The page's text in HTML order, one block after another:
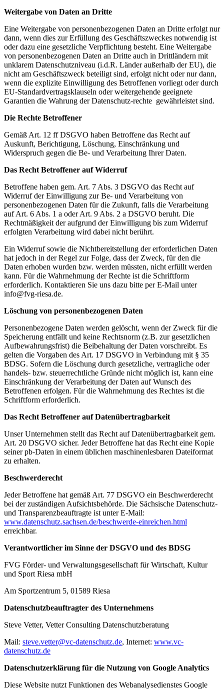
Weitergabe von Daten an Dritte
Eine Weitergabe von personenbezogenen Daten an Dritte erfolgt nur
dann, wenn dies zur Erfüllung des Geschäftszweckes notwendig ist
oder dazu eine gesetzliche Verpflichtung besteht. Eine Weitergabe
von personenbezogenen Daten an Dritte auch in Drittländern mit
unklarem Datenschutzniveau (i.d.R. Länder außerhalb der EU), die
nicht am Geschäftszweck beteiligt sind, erfolgt nicht oder nur dann,
wenn die explizite Einwilligung des Betroffenen vorliegt oder durch
EU-Standardvertragsklauseln oder weitergehende geeignete
Garantien die Wahrung der Datenschutz-rechte gewährleistet sind.
Die Rechte Betroffener
Gemäß Art. 12 ff DSGVO haben Betroffene das Recht auf
Auskunft, Berichtigung, Löschung, Einschränkung und
Widerspruch gegen die Be- und Verarbeitung Ihrer Daten.
Das Recht Betroffener auf Widerruf
Betroffene haben gem. Art. 7 Abs. 3 DSGVO das Recht auf
Widerruf der Einwilligung zur Be- und Verarbeitung von
personenbezogenen Daten für die Zukunft, falls die Verarbeitung
auf Art. 6 Abs. 1 a oder Art. 9 Abs. 2 a DSGVO beruht. Die
Rechtmäßigkeit der aufgrund der Einwilligung bis zum Widerruf
erfolgten Verarbeitung wird dabei nicht berührt.
Ein Widerruf sowie die Nichtbereitstellung der erforderlichen Daten
hat jedoch in der Regel zur Folge, dass der Zweck, für den die
Daten erhoben wurden bzw. werden müssten, nicht erfüllt werden
kann. Für die Wahrnehmung der Rechte ist die Schriftform
erforderlich. Kontaktieren Sie uns dazu bitte per E-Mail unter
info@fvg-riesa.de.
Löschung von personenbezogenen Daten
Personenbezogene Daten werden gelöscht, wenn der Zweck für die
Speicherung entfällt und keine Rechtsnorm (z.B. zur gesetzlichen
Aufbewahrungsfrist) die Beibehaltung der Daten vorschreibt. Es
gelten die Vorgaben des Art. 17 DSGVO in Verbindung mit § 35
BDSG. Sofern die Löschung durch gesetzliche, vertragliche oder
handels- bzw. steuerrechtliche Gründe nicht möglich ist, kann eine
Einschränkung der Verarbeitung der Daten auf Wunsch des
Betroffenen erfolgen. Für die Wahrnehmung des Rechtes ist die
Schriftform erforderlich.
Das Recht Betroffener auf Datenübertragbarkeit
Unser Unternehmen stellt das Recht auf Datenübertragbarkeit gem.
Art. 20 DSGVO sicher. Jeder Betroffene hat das Recht eine Kopie
seiner pb-Daten in einem üblichen maschinenlesbaren Dateiformat
zu erhalten.
Beschwerderecht
Jeder Betroffene hat gemäß Art. 77 DSGVO ein Beschwerderecht
bei der zuständigen Aufsichtsbehörde. Die Sächsische Datenschutz-
und Transparenzbeauftragte ist unter E-Mail:
www.datenschutz.sachsen.de/beschwerde-einreichen.html
erreichbar.
Verantwortlicher im Sinne der DSGVO und des BDSG
FVG Förder- und Verwaltungsgesellschaft für Wirtschaft, Kultur
und Sport Riesa mbH
Am Sportzentrum 5, 01589 Riesa
Datenschutzbeauftragter des Unternehmens
Steve Vetter, Vetter Consulting Datenschutzberatung
Mail: steve.vetter@vc-datenschutz.de, Internet: www.vc-
datenschutz.de
Datenschutzerklärung für die Nutzung von Google Analytics
Diese Website nutzt Funktionen des Webanalysedienstes Google